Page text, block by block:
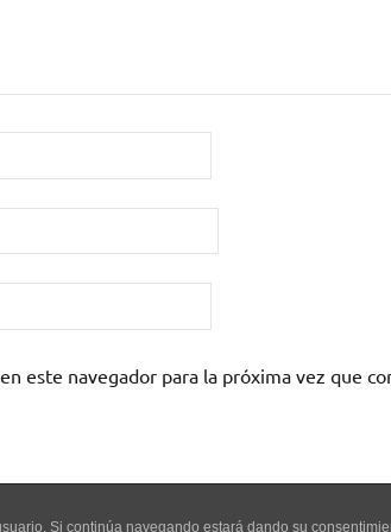
este navegador para la próxima vez que
Si continúa navegando estará dando su